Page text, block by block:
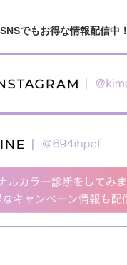
SNSでもお得な情報配信中！